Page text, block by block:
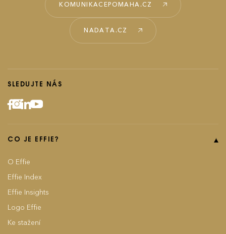
KOMUNIKACEPOMAHA.CZ
NADATA.CZ
SLEDUJTE NÁS
CO JE EFFIE?
O Effie
Effie Index
Effie Insights
Logo Effie
Ke stažení